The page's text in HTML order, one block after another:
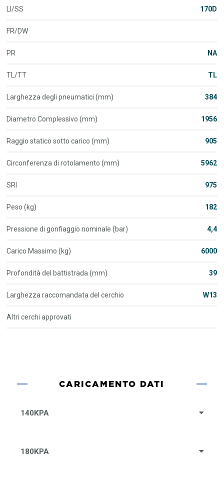
LI/SS 170D
FR/DW
PR NA
TL/TT TL
Larghezza degli pneumatici (mm) 384
Diametro Complessivo (mm) 1956
Raggio statico sotto carico (mm) 905
Circonferenza di rotolamento (mm) 5962
SRI 975
Peso (kg) 182
Pressione di gonfiaggio nominale (bar) 4,4
Carico Massimo (kg) 6000
Profondità del battistrada (mm) 39
Larghezza raccomandata del cerchio W13
Altri cerchi approvati
CARICAMENTO DATI
140KPA
180KPA